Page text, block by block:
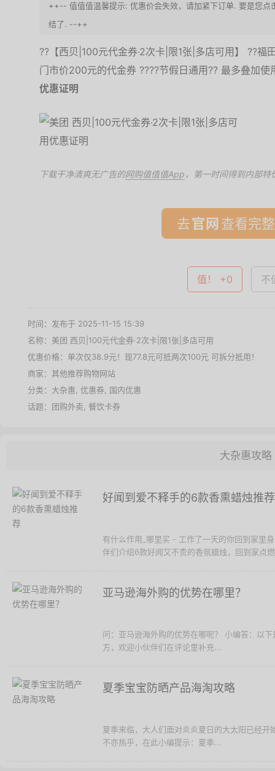
++-- 值值值温馨提示: 优惠价会失效，请加紧下订单. 要是您点
结了. --++
??【西贝|100元代金券·2次卡|限1张|多店可用】 ??福
门市价200元的代金券 ????节假日通用?? 最多叠加使
优惠证明
下载干净清爽无广告的网购值值值App ，第一时间得到内部特
去 查看完
值！ +0 不
时间：发布于 2025-11-15 15:39
名称： 美团 西贝|100元代金券·2次卡|限1张|多店可用
优惠价格： 单次仅38.9元！现77.8元可抵两次100元 可拆分抵用！
商家：其他推荐购物网站
分类： 大杂惠 优惠券 国内优惠
话题： 团购外卖 餐饮卡券
大杂惠攻略
好闻到爱不释手的6款香熏蜡烛推荐
有什么作用_哪里买 - 工作了一天的你回到家里
伴们介绍6款好闻又不贵的香氛蜡烛，回到家点
亚马逊海外购的优势在哪里？
问：亚马逊海外购的优势在哪呢？ 小编答：以
方，欢迎小伙伴们在评论里补充...
夏季宝宝防晒产品海淘攻略
夏季来临，大人们面对炎炎夏日的大太阳已经
不亦热乎，在此小编提示：夏季...